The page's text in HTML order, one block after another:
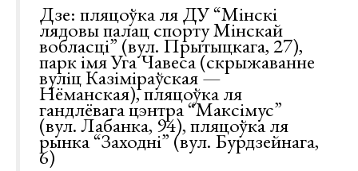
Дзе: пляцоўка ля ДУ “Мінскі
лядовы палац спорту Мінскай
вобласці” (вул. Прытыцкага, 27),
парк імя Уга Чавеса (скрыжаванне
вуліц Казіміраўская —
Нёманская), пляцоўка ля
гандлёвага цэнтра “Максімус”
(вул. Лабанка, 94), пляцоўка ля
рынка “Заходні” (вул. Бурдзейнага,
6)